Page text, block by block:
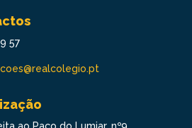
57
ao Paço do Lumiar, nº9,